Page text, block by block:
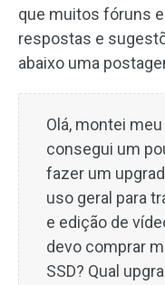
que muitos fóruns
respostas e
abaixo uma
Olá, montei
consegui um
fazer um
uso geral para
e edição de
devo comprar
SSD? Qual